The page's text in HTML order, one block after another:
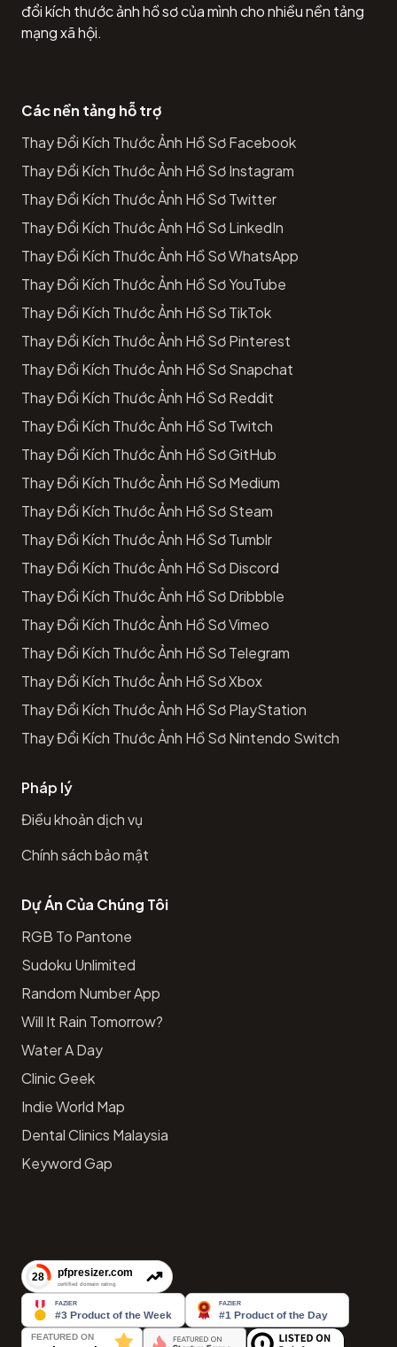
đổi kích thước ảnh hồ sơ của mình cho nhiều nền tảng
mạng xã hội.
Các nền tảng hỗ trợ
Thay Đổi Kích Thước Ảnh Hồ Sơ Facebook
Thay Đổi Kích Thước Ảnh Hồ Sơ Instagram
Thay Đổi Kích Thước Ảnh Hồ Sơ Twitter
Thay Đổi Kích Thước Ảnh Hồ Sơ LinkedIn
Thay Đổi Kích Thước Ảnh Hồ Sơ WhatsApp
Thay Đổi Kích Thước Ảnh Hồ Sơ YouTube
Thay Đổi Kích Thước Ảnh Hồ Sơ TikTok
Thay Đổi Kích Thước Ảnh Hồ Sơ Pinterest
Thay Đổi Kích Thước Ảnh Hồ Sơ Snapchat
Thay Đổi Kích Thước Ảnh Hồ Sơ Reddit
Thay Đổi Kích Thước Ảnh Hồ Sơ Twitch
Thay Đổi Kích Thước Ảnh Hồ Sơ GitHub
Thay Đổi Kích Thước Ảnh Hồ Sơ Medium
Thay Đổi Kích Thước Ảnh Hồ Sơ Steam
Thay Đổi Kích Thước Ảnh Hồ Sơ Tumblr
Thay Đổi Kích Thước Ảnh Hồ Sơ Discord
Thay Đổi Kích Thước Ảnh Hồ Sơ Dribbble
Thay Đổi Kích Thước Ảnh Hồ Sơ Vimeo
Thay Đổi Kích Thước Ảnh Hồ Sơ Telegram
Thay Đổi Kích Thước Ảnh Hồ Sơ Xbox
Thay Đổi Kích Thước Ảnh Hồ Sơ PlayStation
Thay Đổi Kích Thước Ảnh Hồ Sơ Nintendo Switch
Pháp lý
Điều khoản dịch vụ
Chính sách bảo mật
Dự Án Của Chúng Tôi
RGB To Pantone
Sudoku Unlimited
Random Number App
Will It Rain Tomorrow?
Water A Day
Clinic Geek
Indie World Map
Dental Clinics Malaysia
Keyword Gap